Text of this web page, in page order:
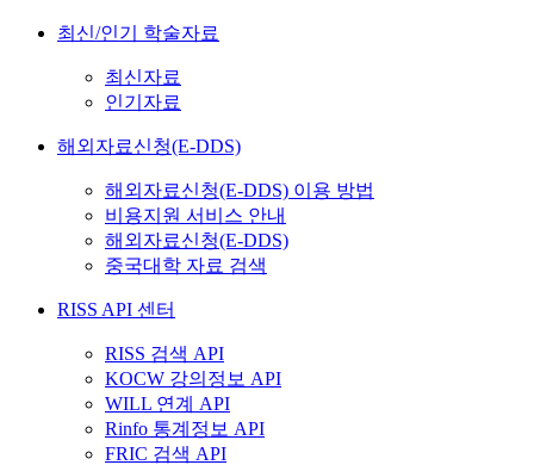
최신/인기 학술자료
최신자료
인기자료
해외자료신청(E-DDS)
해외자료신청(E-DDS) 이용 방법
비용지원 서비스 안내
해외자료신청(E-DDS)
중국대학 자료 검색
RISS API 센터
RISS 검색 API
KOCW 강의정보 API
WILL 연계 API
Rinfo 통계정보 API
FRIC 검색 API